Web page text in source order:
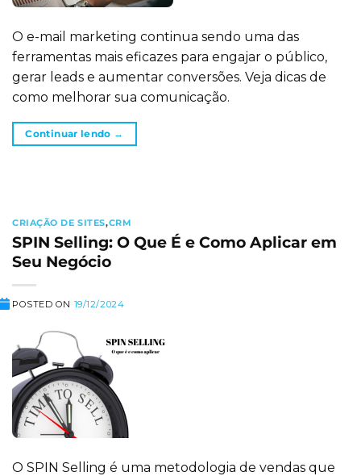
O e-mail marketing continua sendo uma das
ferramentas mais eficazes para engajar o público,
gerar leads e aumentar conversões. Veja dicas de
como melhorar sua comunicação.
Continuar lendo →
CRIAÇÃO DE SITES,CRM
SPIN Selling: O Que É e Como Aplicar em
Seu Negócio
POSTED ON 19/12/2024
O SPIN Selling é uma metodologia de vendas que